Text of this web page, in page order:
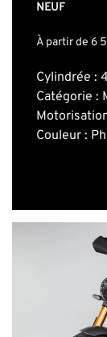
NEUF
À partir de 6
Cylindrée :
Catégorie :
Couleur :